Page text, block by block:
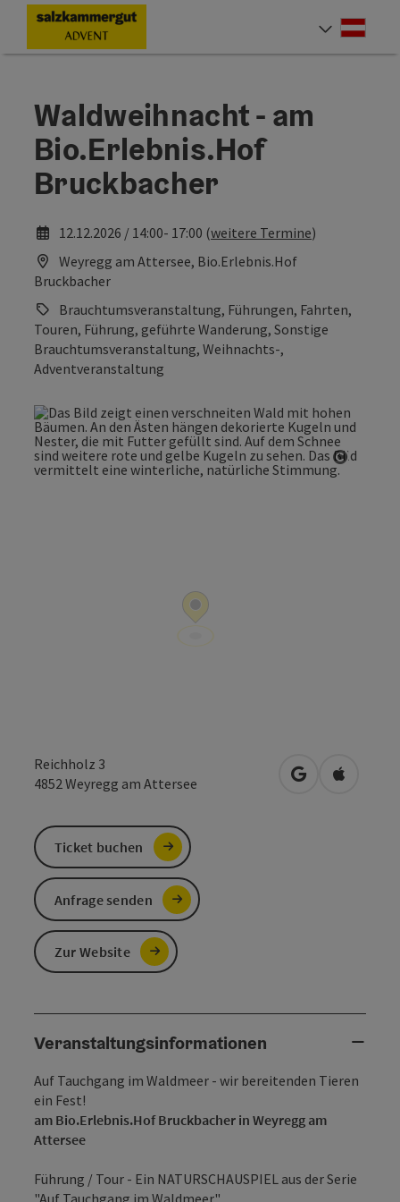
Zum InhaltAccesskey
[0]
Zur NavigationAccesskey
[1]
Zum Seitenanfang
Zur Kontaktseite
Zur SucheAccesskey
[4]
Zum Impressum
Zu den Hinweisen zur Bedienung der Website Accesskey
Zur StartseiteAccesskey
[7]
Waldweihnacht - am
Bio.Erlebnis.Hof
Bruckbacher
12.12.2026 / 14:00- 17:00 (weitere Termine)
Weyregg am Attersee, Bio.Erlebnis.Hof
Bruckbacher
Brauchtumsveranstaltung, Führungen, Fahrten,
Touren, Führung, geführte Wanderung, Sonstige
Brauchtumsveranstaltung, Weihnachts-,
Adventveranstaltung
Reichholz 3
4852Weyregg am Attersee in Googlein Apple
Veranstaltungsinformationen
Auf Tauchgang im Waldmeer - wir bereitenden Tieren
ein Fest!
am Bio.Erlebnis.Hof Bruckbacher in Weyregg am
Attersee
Führung / Tour - Ein NATURSCHAUSPIEL aus der Serie
Ticket buchen
Anfrage senden
Zur Website